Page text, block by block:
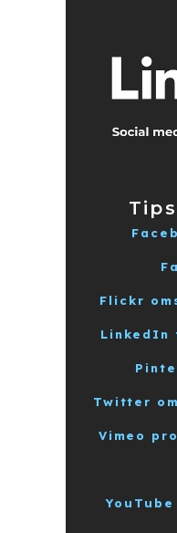
Flickr
LinkedIn
Twitter
Vimeo